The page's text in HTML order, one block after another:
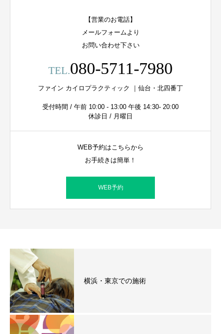
【営業のお電話】
メールフォームより
お問い合わせ下さい
TEL.080-5711-7980
ファイン カイロプラクティック ｜仙台・北四番丁
受付時間 / 午前 10:00 - 13:00 午後 14:30- 20:00
休診日 / 月曜日
WEB予約はこちらから
お手続きは簡単！
WEB予約
横浜・東京での施術